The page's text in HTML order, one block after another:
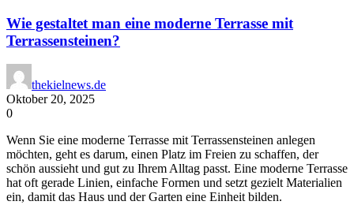
Wie gestaltet man eine moderne Terrasse mit
Terrassensteinen?
thekielnews.de
Oktober 20, 2025
0
Wenn Sie eine moderne Terrasse mit Terrassensteinen anlegen
möchten, geht es darum, einen Platz im Freien zu schaffen, der
schön aussieht und gut zu Ihrem Alltag passt. Eine moderne Terrasse
hat oft gerade Linien, einfache Formen und setzt gezielt Materialien
ein, damit das Haus und der Garten eine Einheit bilden.